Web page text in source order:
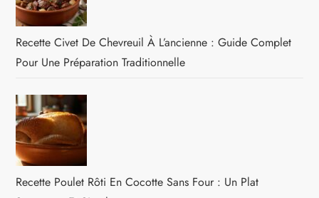
Recette Civet De Chevreuil À L’ancienne : Guide Complet
Pour Une Préparation Traditionnelle
Recette Poulet Rôti En Cocotte Sans Four : Un Plat